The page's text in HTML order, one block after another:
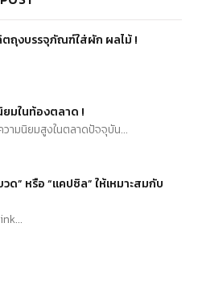
ตถุงบรรจุภัณฑ์ใส่ผัก ผลไม้ !
มในท้องตลาด !
ามนิยมสูงในตลาดปัจจุบัน...
” หรือ “แคปซิล” ให้เหมาะสมกับ